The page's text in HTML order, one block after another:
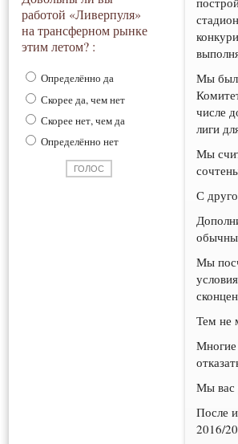
работой «Ливерпуля»
на трансферном рынке
этим летом? :
Определённо да
Скорее да, чем нет
Скорее нет, чем да
Определённо нет
Мы
числе
лиги
Мы
С
Мы
Тем не
Многие
Мы вас
После
2016/